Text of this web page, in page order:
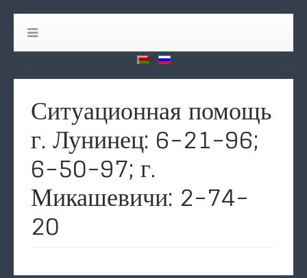
Ситуационная помощь
г. Лунинец: 6-21-96;
6-50-97; г.
Микашевичи: 2-74-
20